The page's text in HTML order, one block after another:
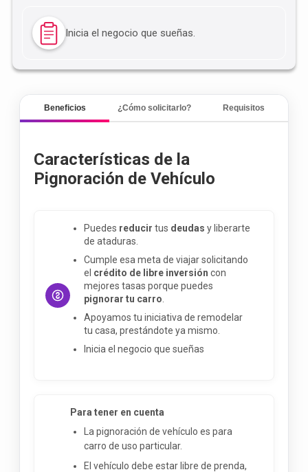
Inicia el negocio que sueñas.
Beneficios ¿Cómo solicitarlo? Requisitos
Características de la
Pignoración de Vehículo
Puedes reducir tus deudas y liberarte
de ataduras.
Cumple esa meta de viajar solicitando
el crédito de libre inversión con
mejores tasas porque puedes
pignorar tu carro
Apoyamos tu iniciativa de remodelar
tu casa, prestándote ya mismo.
Inicia el negocio que sueñas
Para tener en cuenta
La pignoración de vehículo es para
carro de uso particular.
El vehículo debe estar libre de prenda,